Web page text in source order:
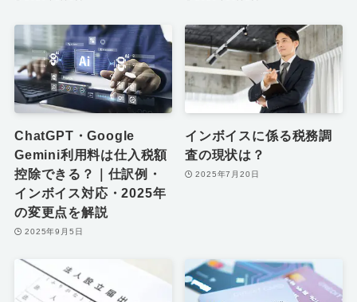
ChatGPT・Google
Gemini利用料は仕入税額
控除できる？｜仕訳例・
インボイス対応・2025年
の変更点を解説
2025年9月5日
インボイスに係る税務調
査の現状は？
2025年7月20日